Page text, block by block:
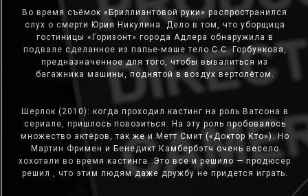
Во время съёмок «Бриллиантовой руки» распространился
слух о смерти Юрия Никулина. Дело в том, что уборщица
гостиницы «Горизонт» города Адлера обнаружила в
подвале сделанное из папье-маше тело С.С. Горбункова,
предназначенное для того, чтобы вывалиться из
багажника машины, поднятой в воздух вертолётом.
Шерлок (2010): когда проходил кастинг на роль Ватсона в
сериале, пришлось повозиться. На эту роль пробовалось
множество актёров, так же и Метт Смит («Доктор Кто»). Но
Мартин Фримен и Бенедикт Камбербэтч очень весело
хохотали во время кастинга. Это все и решило — продюсер
решил , что этим людям даже дружбу не придется играть.